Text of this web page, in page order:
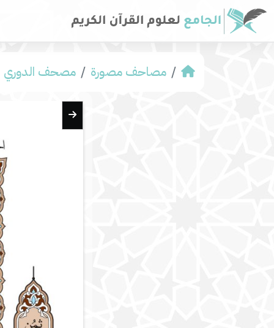
مصاحف مصورة مصحف الدوري